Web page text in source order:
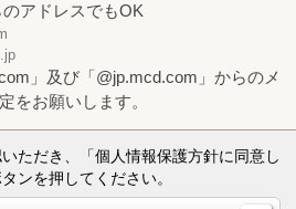
アドレスでもOK
」及び「@jp.mcd.com」からのメ
をお願いします。
ただき、「個人情報保護方針に同意し
ンを押してください。